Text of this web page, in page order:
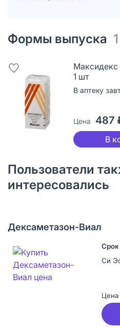
Формы выпуска 1
Максидекс
1 шт
В аптеку
Цена 487
В
Пользователи
интересовались
Дексаметазон-Виал
Цена